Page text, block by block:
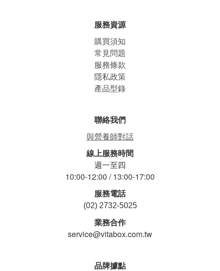
服務資源
購買須知
常見問題
服務條款
隱私政策
產品型錄
聯絡我們
與營養師對話
線上服務時間
週一至四
10:00-12:00 / 13:00-17:00
服務電話
(02) 2732-5025
業務合作
service@vitabox.com.tw
品牌據點